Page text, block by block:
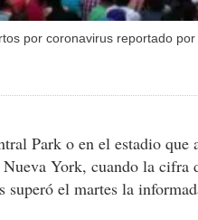
por coronavirus reportado por
Park o en el estadio
York, cuando la cifra
superó el martes la